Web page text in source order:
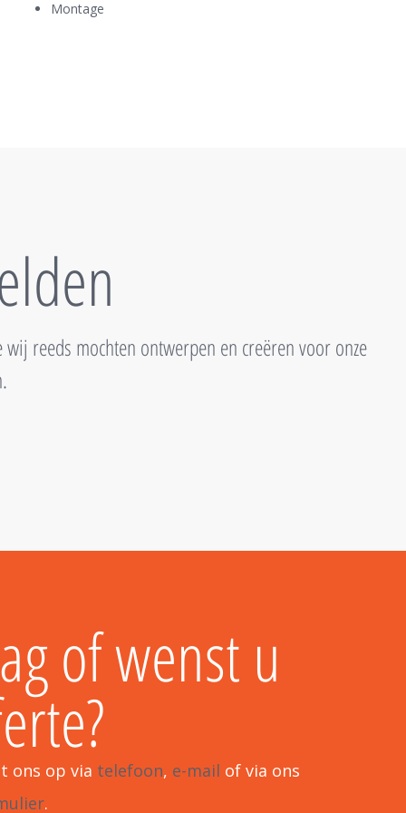
Montage
reeds mochten ontwerpen en creëren voor onze
of wenst u
ons op via telefoon, e-mail of via ons
.